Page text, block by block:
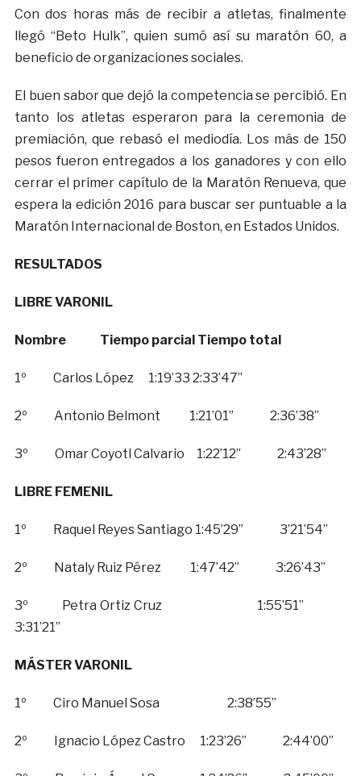
Con dos horas más de recibir a atletas, finalmente
llegó “Beto Hulk”, quien sumó así su maratón 60, a
beneficio de organizaciones sociales.
El buen sabor que dejó la competencia se percibió. En
tanto los atletas esperaron para la ceremonia de
premiación, que rebasó el mediodía. Los más de 150
pesos fueron entregados a los ganadores y con ello
cerrar el primer capítulo de la Maratón Renueva, que
espera la edición 2016 para buscar ser puntuable a la
Maratón Internacional de Boston, en Estados Unidos.
RESULTADOS
LIBRE VARONIL
Nombre Tiempo parcial Tiempo total
1º Carlos López 1:19’33 2:33’47”
2º Antonio Belmont 1:21’01” 2:36’38”
3º Omar Coyotl Calvario 1:22’12” 2:43’28”
LIBRE FEMENIL
1º Raquel Reyes Santiago 1:45’29” 3’21’54”
2º Nataly Ruiz Pérez 1:47’42” 3:26’43”
3º Petra Ortiz Cruz 1:55’51”
3:31’21”
MÁSTER VARONIL
1º Ciro Manuel Sosa 2:38’55”
2º Ignacio López Castro 1:23’26” 2:44’00”